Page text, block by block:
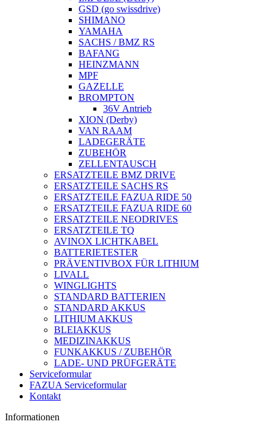
GSD (go swissdrive)
SHIMANO
YAMAHA
SACHS / BMZ RS
BAFANG
HEINZMANN
MPF
GAZELLE
BROMPTON
36V Antrieb
XION (Derby)
VAN RAAM
LADEGERÄTE
ZUBEHÖR
ZELLENTAUSCH
ERSATZTEILE BMZ DRIVE
ERSATZTEILE SACHS RS
ERSATZTEILE FAZUA RIDE 50
ERSATZTEILE FAZUA RIDE 60
ERSATZTEILE NEODRIVES
ERSATZTEILE TQ
AVINOX LICHTKABEL
BATTERIETESTER
PRÄVENTIVBOX FÜR LITHIUM
LIVALL
WINGLIGHTS
STANDARD BATTERIEN
STANDARD AKKUS
LITHIUM AKKUS
BLEIAKKUS
MEDIZINAKKUS
FUNKAKKUS / ZUBEHÖR
LADE- UND PRÜFGERÄTE
Serviceformular
FAZUA Serviceformular
Kontakt
Informationen